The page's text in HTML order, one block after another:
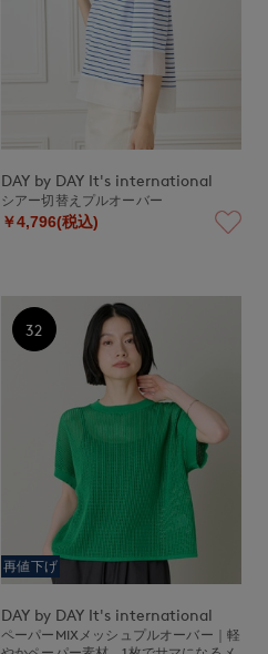
DAY by DAY It's international
シアー切替えプルオーバー
￥4,796(税込)
再値下げ
DAY by DAY It's international
ペーパーMIXメッシュプルオーバー｜軽
32